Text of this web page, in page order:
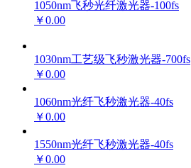
1050nm飞秒光纤激光器-100fs
￥0.00
1030nm工艺级飞秒激光器-700fs
￥0.00
1060nm光纤飞秒激光器-40fs
￥0.00
1550nm光纤飞秒激光器-40fs
￥0.00